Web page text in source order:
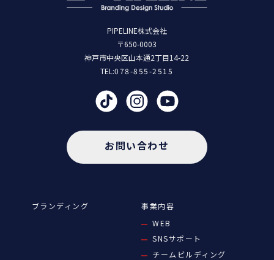
PIPELINE株式会社
〒650-0003
神戸市中央区山本通2丁目14-22
TEL:078-855-2515
お問い合わせ
ブランディング
事業内容
WEB
SNSサポート
チームビルディング